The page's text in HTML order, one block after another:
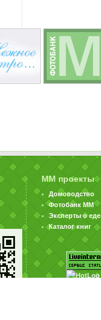
ММ проекты
Домоводство
Фотобанк ММ
Эксперты о еде
Каталог книг